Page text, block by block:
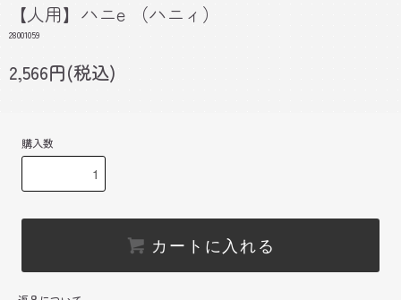
【人用】ハニe （ハニィ）
28001059
2,566円(税込)
購入数
カートに入れる